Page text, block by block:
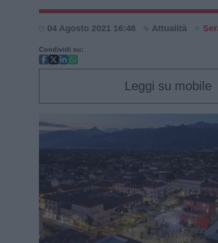
04 Agosto 2021 16:46 Attualità
Condividi su:
Leggi su mobile